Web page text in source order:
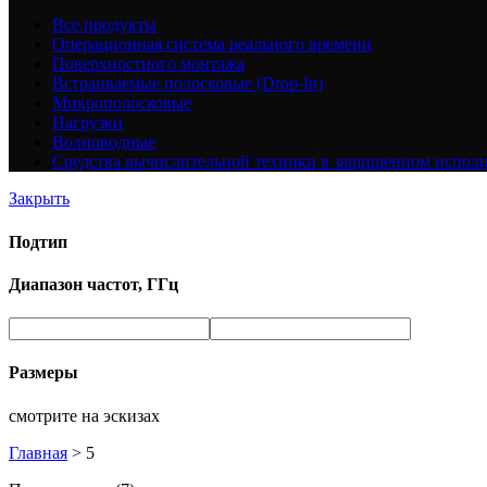
Все продукты
Операционная система реального времени
Поверхностного монтажа
Встраиваемые полосковые (Drop-In)
Микрополосковые
Нагрузки
Волноводные
Средства вычислительной техники в защищенном
Закрыть
Подтип
Диапазон частот, ГГц
Размеры
смотрите на эскизах
Главная > 5